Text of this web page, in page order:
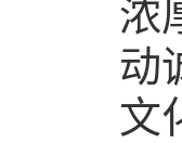
浓
动
文